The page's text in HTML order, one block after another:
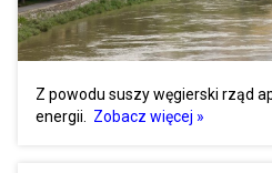
Z powodu suszy węgierski rząd
energii.
Zobacz więcej »